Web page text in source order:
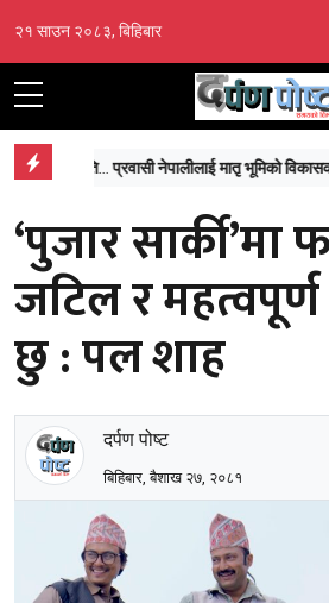
२१ साउन २०८३, बिहिबार
‘पुजार सार्की’मा
जटिल र
छु : पल शाह
दर्पण पोष्ट
बिहिबार, बैशाख २७, २०८१